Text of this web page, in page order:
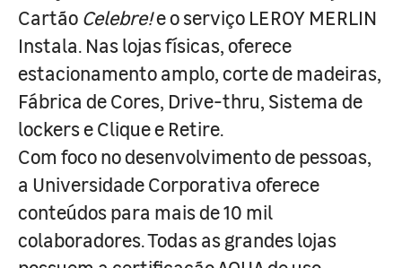
Cartão Celebre!e o serviço LEROY MERLIN
Instala. Nas lojas físicas, oferece
estacionamento amplo, corte de madeiras,
Fábrica de Cores, Drive-thru, Sistema de
lockers e Clique e Retire.
Com foco no desenvolvimento de pessoas,
a Universidade Corporativa oferece
conteúdos para mais de 10 mil
colaboradores. Todas as grandes lojas